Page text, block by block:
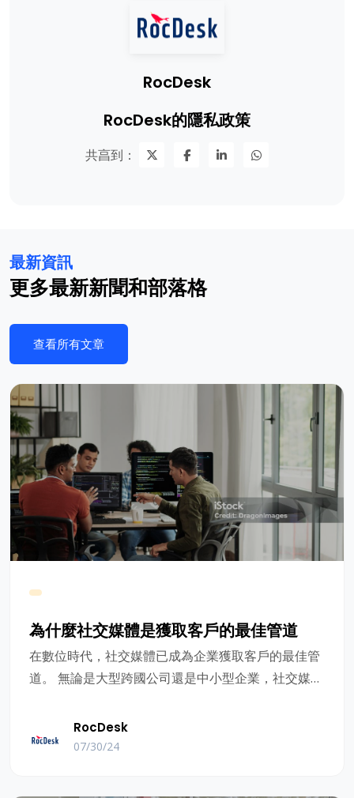
RocDesk
RocDesk的隱私政策
共亯到：
最新資訊
更多最新新聞和部落格
查看所有文章
為什麼社交媒體是獲取客戶的最佳管道
在數位時代，社交媒體已成為企業獲取客戶的最佳管
道。 無論是大型跨國公司還是中小型企業，社交媒體
售增長提供了前所未有的機會。 本文將探討為什麼社
交媒體是獲取客戶的最佳管道，並介紹一些利用社交
RocDesk
07/30/24